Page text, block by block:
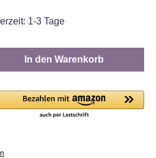
1-3 Tage
den gewünschten
In den Warenkorb